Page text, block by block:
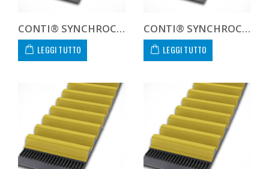
CONTI® SYNCHROCHAIN CARBON CTD 14M 1344 68 C
LEGGI TUTTO
CONTI® SYNCHROCHAIN CARBON CTD 14M 1344 90 C
LEGGI TUTTO